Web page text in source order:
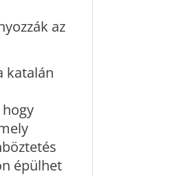
az
katalán
épülhet